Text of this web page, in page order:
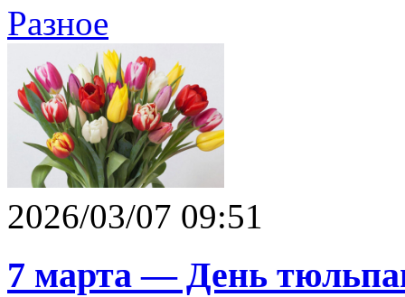
Разное
2026/03/07 09:51
7 марта — День